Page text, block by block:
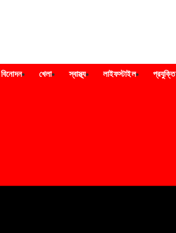
বিনোদন খেলা স্বাস্থ্য লাইফস্টাইল প্রযুক্তি